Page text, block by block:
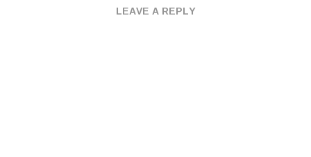
LEAVE A REPLY